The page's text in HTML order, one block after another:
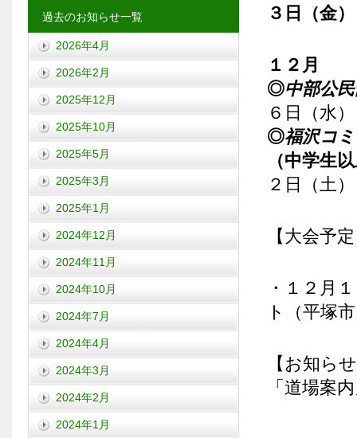
３日（金
１２月
◎中部公
６日（水
◎福沢コ
（中学生
２日（土
【大会予
・１２月
ト（平塚
【お知ら
「道場
過去のお知らせ一覧
2026年4月
2026年2月
2025年12月
2025年10月
2025年5月
2025年3月
2025年1月
2024年12月
2024年11月
2024年10月
2024年7月
2024年4月
2024年3月
2024年2月
2024年1月